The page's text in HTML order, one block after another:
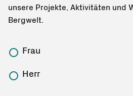
unsere Projekte, Aktivitäten und
Bergwelt.
Frau
Herr